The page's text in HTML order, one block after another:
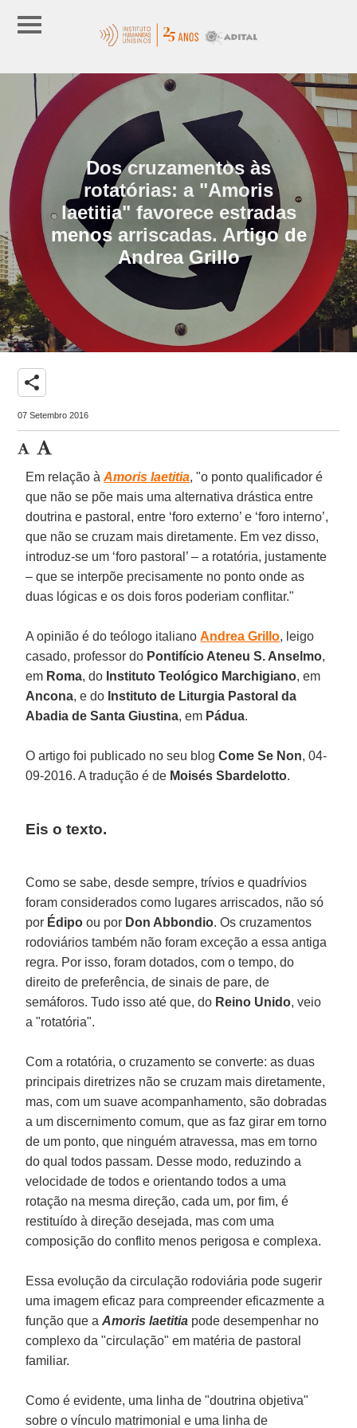
Dos cruzamentos às
rotatórias: a "Amoris
laetitia" favorece estradas
menos arriscadas. Artigo de
Andrea Grillo
share
07 Setembro 2016
Em relação àAmoris laetitia, "o ponto qualificador é
que não se põe mais uma alternativa drástica entre
doutrina e pastoral, entre ‘foro externo’ e ‘foro interno’,
que não se cruzam mais diretamente. Em vez disso,
introduz-se um ‘foro pastoral’ – a rotatória, justamente
– que se interpõe precisamente no ponto onde as
duas lógicas e os dois foros poderiam conflitar."
A opinião é do teólogo italianoAndrea Grillo, leigo
casado, professor do Pontifício Ateneu S. Anselmo,
em Roma, do Instituto Teológico Marchigiano, em
Ancona, e do Instituto de Liturgia Pastoral da
Abadia de Santa Giustina, em Pádua.
O artigo foi publicado no seu blogCome Se Non, 04-
09-2016. A tradução é de Moisés Sbardelotto.
Eis o texto.
Como se sabe, desde sempre, trívios e quadrívios
foram considerados como lugares arriscados, não só
por Édipo ou por Don Abbondio. Os cruzamentos
rodoviários também não foram exceção a essa antiga
regra. Por isso, foram dotados, com o tempo, do
direito de preferência, de sinais de pare, de
semáforos. Tudo isso até que, do Reino Unido, veio
a "rotatória".
Com a rotatória, o cruzamento se converte: as duas
principais diretrizes não se cruzam mais diretamente,
mas, com um suave acompanhamento, são dobradas
a um discernimento comum, que as faz girar em torno
de um ponto, que ninguém atravessa, mas em torno
do qual todos passam. Desse modo, reduzindo a
velocidade de todos e orientando todos a uma
rotação na mesma direção, cada um, por fim, é
restituído à direção desejada, mas com uma
composição do conflito menos perigosa e complexa.
Essa evolução da circulação rodoviária pode sugerir
uma imagem eficaz para compreender eficazmente a
função que aAmoris laetitia pode desempenhar no
complexo da "circulação" em matéria de pastoral
familiar.
Como é evidente, uma linha de "doutrina objetiva"
sobre o vínculo matrimonial e uma linha de